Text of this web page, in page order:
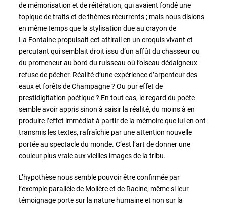
de mémorisation et de réitération, qui avaient fondé une
topique de traits et de thèmes récurrents ; mais nous disions
en même temps que la stylisation due au crayon de
La Fontaine propulsait cet attirail en un croquis vivant et
percutant qui semblait droit issu d’un affût du chasseur ou
du promeneur au bord du ruisseau où l’oiseau dédaigneux
refuse de pêcher. Réalité d’une expérience d’arpenteur des
eaux et forêts de Champagne ? Ou pur effet de
prestidigitation poétique ? En tout cas, le regard du poète
semble avoir appris sinon à saisir la réalité, du moins à en
produire l’effet immédiat à partir de la mémoire que lui en ont
transmis les textes, rafraîchie par une attention nouvelle
portée au spectacle du monde. C’est l’art de donner une
couleur plus vraie aux vieilles images de la tribu.
L’hypothèse nous semble pouvoir être confirmée par
l’exemple parallèle de Molière et de Racine, même si leur
témoignage porte sur la nature humaine et non sur la